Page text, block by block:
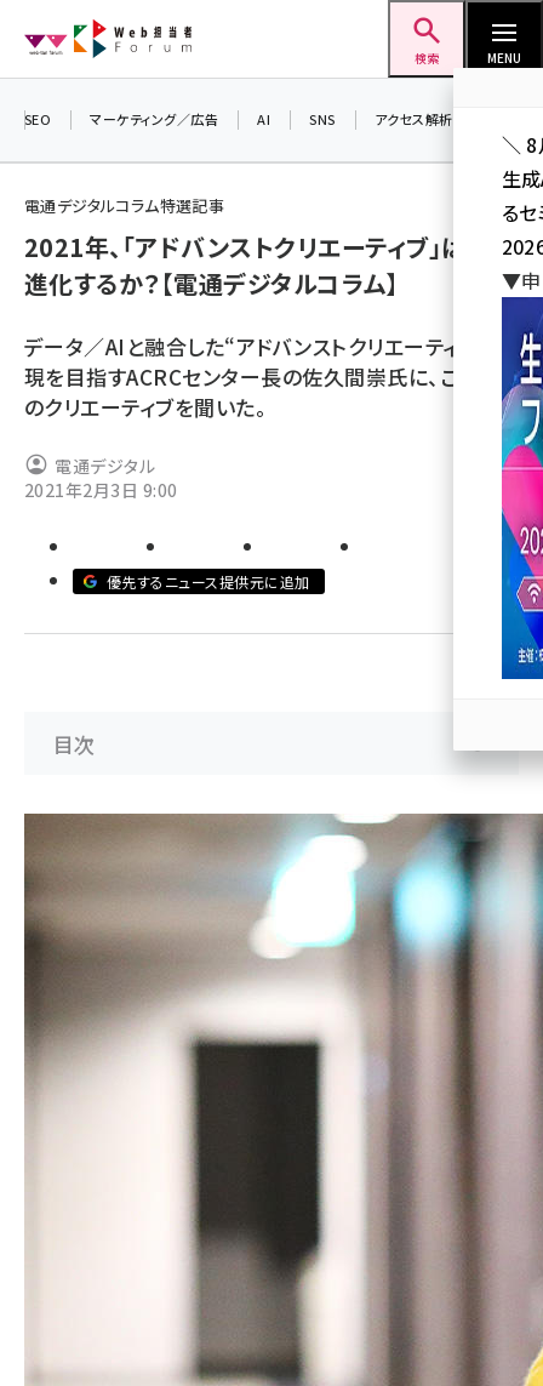
ン
検索 MENU
seo (3526)
youtube (2434)
note (2312)
セミナー (2307)
z世代 (1622)
meo (1275)
llmo (1163)
SEO マーケティング／広告 AI SNS アクセス解析／データ分析
電通デジタルコラム特選記事
2021年、「アドバンストクリエーティブ」はどう
進化するか？【電通デジタルコラム】
データ／AIと融合した“アドバンストクリエーティブ”実
現を目指すACRCセンター長の佐久間崇氏に、これから
のクリエーティブを聞いた。
電通デジタル
2021年2月3日 9:00
優先するニュース提供元に追加
目次
＼ 8
生
る
▼申